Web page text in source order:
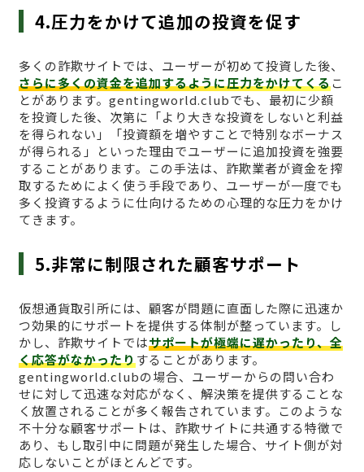
4.圧力をかけて追加の投資を促す
多くの詐欺サイトでは、ユーザーが初めて投資した後、
さらに多くの資金を追加するように圧力をかけてくるこ
とがあります。gentingworld.clubでも、最初に少額
を投資した後、次第に「より大きな投資をしないと利益
を得られない」「投資額を増やすことで特別なボーナス
が得られる」といった理由でユーザーに追加投資を強要
することがあります。この手法は、詐欺業者が資金を搾
取するためによく使う手段であり、ユーザーが一度でも
多く投資するように仕向けるための心理的な圧力をかけ
てきます。
5.非常に制限された顧客サポート
仮想通貨取引所には、顧客が問題に直面した際に迅速か
つ効果的にサポートを提供する体制が整っています。し
かし、詐欺サイトではサポートが極端に遅かったり、全
く応答がなかったりすることがあります。
gentingworld.clubの場合、ユーザーからの問い合わ
せに対して迅速な対応がなく、解決策を提供することな
く放置されることが多く報告されています。このような
不十分な顧客サポートは、詐欺サイトに共通する特徴で
あり、もし取引中に問題が発生した場合、サイト側が対
応しないことがほとんどです。